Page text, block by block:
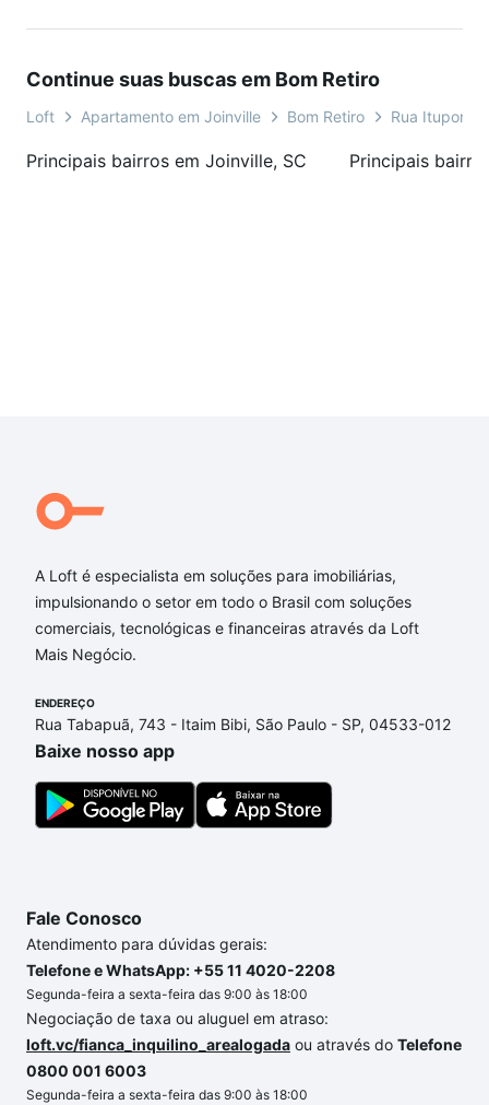
Continue suas buscas em Bom Retiro
Loft Apartamento em Joinville Bom Retiro Rua
Principais bairros em Joinville, SC Principais
A Loft é especialista em soluções para imobiliárias,
impulsionando o setor em todo o Brasil com soluções
comerciais, tecnológicas e financeiras através da Loft
Mais Negócio.
ENDEREÇO
Rua Tabapuã, 743 - Itaim Bibi, São Paulo - SP, 04533-012
Baixe nosso app
Fale Conosco
Atendimento para dúvidas gerais:
Telefone e WhatsApp: +55 11 4020-2208
Segunda-feira a sexta-feira das 9:00 às 18:00
Negociação de taxa ou aluguel em atraso:
loft.vc/fianca_inquilino_arealogada ou através do Telefone
0800 001 6003
Segunda-feira a sexta-feira das 9:00 às 18:00